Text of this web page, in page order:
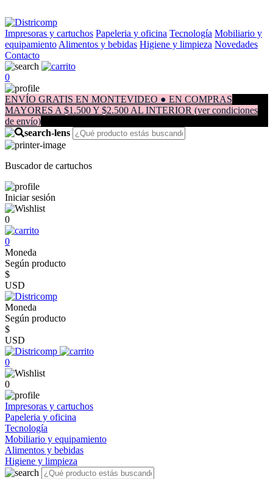
Impresoras y cartuchos Papeleria y oficina Tecnología Mobiliario y
equipamiento Alimentos y bebidas Higiene y limpieza Novedades
Contacto
0
ENVÍO GRATIS EN MONTEVIDEO ● EN COMPRAS
MAYORES A $1.500 Y $2.500 AL INTERIOR (ver condiciones
de envío)
Buscador de cartuchos
Iniciar sesión
0
0
Moneda
Según producto
$
USD
Moneda
Según producto
$
USD
0
0
Impresoras y cartuchos
Papeleria y oficina
Tecnología
Mobiliario y equipamiento
Alimentos y bebidas
Higiene y limpieza